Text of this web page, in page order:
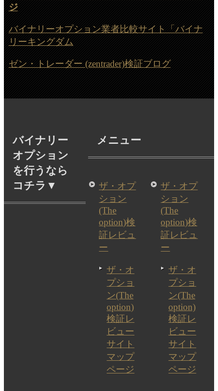
ジ
バイナリーオプション業者比較サイト「バイナ
リーキングダム
ゼン・トレーダー (zentrader)検証ブログ
バイナリー
オプション
を行うなら
コチラ▼
メニュー
ザ・オプ
ション
(The
option)検
証レビュ
ー
ザ・オ
プショ
ン(The
option)
検証レ
ビュー
サイト
マップ
ページ
ザ・オプ
ション
(The
option)検
証レビュ
ー
ザ・オ
プショ
ン(The
option)
検証レ
ビュー
サイト
マップ
ページ